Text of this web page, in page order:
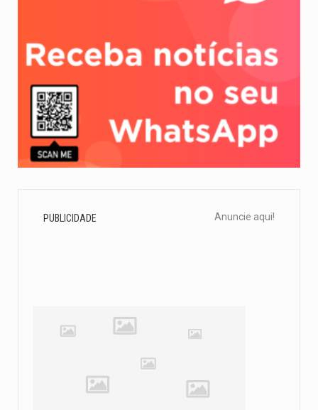
PUBLICIDADE Anuncie aqui!